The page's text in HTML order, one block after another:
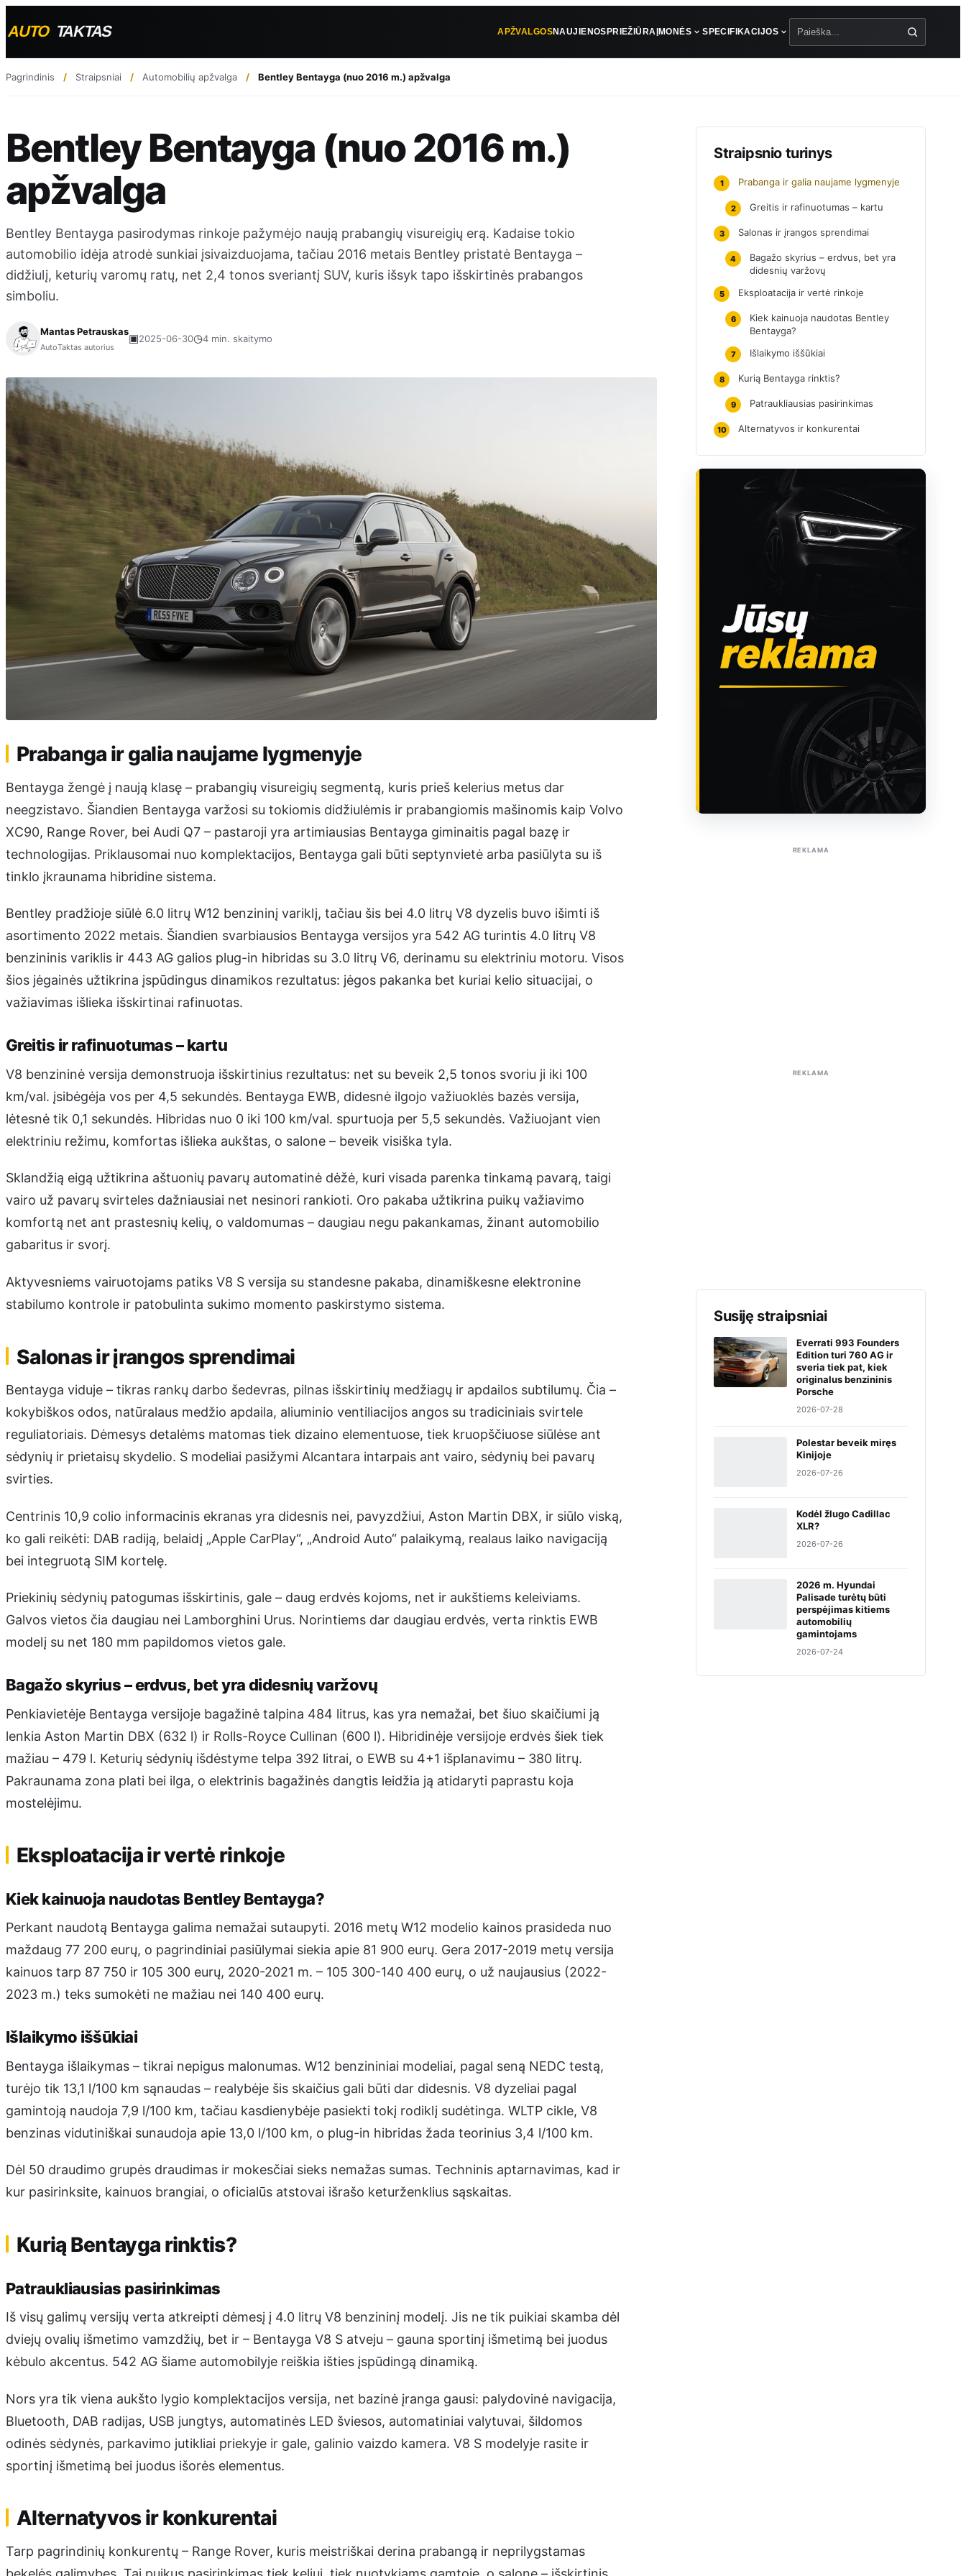
APŽVALGOSNAUJIENOSPRIEŽIŪRA ĮMONĖS SPECIFIKACIJOS
Pagrindinis Straipsniai Automobilių apžvalga Bentley Bentayga (nuo 2016 m.) apžvalga
Bentley Bentayga (nuo 2016 m.)
apžvalga
Bentley Bentayga pasirodymas rinkoje pažymėjo naują prabangių visureigių erą. Kadaise tokio
automobilio idėja atrodė sunkiai įsivaizduojama, tačiau 2016 metais Bentley pristatė Bentayga –
didžiulį, keturių varomų ratų, net 2,4 tonos sveriantį SUV, kuris išsyk tapo išskirtinės prabangos
simboliu.
Mantas Petrauskas
AutoTaktas autorius
▣2025-06-30◷4 min. skaitymo
Prabanga ir galia naujame lygmenyje
Bentayga žengė į naują klasę – prabangių visureigių segmentą, kuris prieš kelerius metus dar
neegzistavo. Šiandien Bentayga varžosi su tokiomis didžiulėmis ir prabangiomis mašinomis kaip Volvo
XC90, Range Rover, bei Audi Q7 – pastaroji yra artimiausias Bentayga giminaitis pagal bazę ir
technologijas. Priklausomai nuo komplektacijos, Bentayga gali būti septynvietė arba pasiūlyta su iš
tinklo įkraunama hibridine sistema.
Bentley pradžioje siūlė 6.0 litrų W12 benzininį variklį, tačiau šis bei 4.0 litrų V8 dyzelis buvo išimti iš
asortimento 2022 metais. Šiandien svarbiausios Bentayga versijos yra 542 AG turintis 4.0 litrų V8
benzininis variklis ir 443 AG galios plug-in hibridas su 3.0 litrų V6, derinamu su elektriniu motoru. Visos
šios jėgainės užtikrina įspūdingus dinamikos rezultatus: jėgos pakanka bet kuriai kelio situacijai, o
važiavimas išlieka išskirtinai rafinuotas.
Greitis ir rafinuotumas – kartu
V8 benzininė versija demonstruoja išskirtinius rezultatus: net su beveik 2,5 tonos svoriu ji iki 100
km/val. įsibėgėja vos per 4,5 sekundės. Bentayga EWB, didesnė ilgojo važiuoklės bazės versija,
lėtesnė tik 0,1 sekundės. Hibridas nuo 0 iki 100 km/val. spurtuoja per 5,5 sekundės. Važiuojant vien
elektriniu režimu, komfortas išlieka aukštas, o salone – beveik visiška tyla.
Sklandžią eigą užtikrina aštuonių pavarų automatinė dėžė, kuri visada parenka tinkamą pavarą, taigi
vairo už pavarų svirteles dažniausiai net nesinori rankioti. Oro pakaba užtikrina puikų važiavimo
komfortą net ant prastesnių kelių, o valdomumas – daugiau negu pakankamas, žinant automobilio
gabaritus ir svorį.
Aktyvesniems vairuotojams patiks V8 S versija su standesne pakaba, dinamiškesne elektronine
stabilumo kontrole ir patobulinta sukimo momento paskirstymo sistema.
Salonas ir įrangos sprendimai
Bentayga viduje – tikras rankų darbo šedevras, pilnas išskirtinių medžiagų ir apdailos subtilumų. Čia –
kokybiškos odos, natūralaus medžio apdaila, aliuminio ventiliacijos angos su tradiciniais svirtele
reguliatoriais. Dėmesys detalėms matomas tiek dizaino elementuose, tiek kruopščiuose siūlėse ant
sėdynių ir prietaisų skydelio. S modeliai pasižymi Alcantara intarpais ant vairo, sėdynių bei pavarų
svirties.
Centrinis 10,9 colio informacinis ekranas yra didesnis nei, pavyzdžiui, Aston Martin DBX, ir siūlo viską,
ko gali reikėti: DAB radiją, belaidį „Apple CarPlay“, „Android Auto“ palaikymą, realaus laiko navigaciją
bei integruotą SIM kortelę.
Priekinių sėdynių patogumas išskirtinis, gale – daug erdvės kojoms, net ir aukštiems keleiviams.
Galvos vietos čia daugiau nei Lamborghini Urus. Norintiems dar daugiau erdvės, verta rinktis EWB
modelį su net 180 mm papildomos vietos gale.
Bagažo skyrius – erdvus, bet yra didesnių varžovų
Penkiavietėje Bentayga versijoje bagažinė talpina 484 litrus, kas yra nemažai, bet šiuo skaičiumi ją
lenkia Aston Martin DBX (632 l) ir Rolls-Royce Cullinan (600 l). Hibridinėje versijoje erdvės šiek tiek
mažiau – 479 l. Keturių sėdynių išdėstyme telpa 392 litrai, o EWB su 4+1 išplanavimu – 380 litrų.
Pakraunama zona plati bei ilga, o elektrinis bagažinės dangtis leidžia ją atidaryti paprastu koja
mostelėjimu.
Eksploatacija ir vertė rinkoje
Kiek kainuoja naudotas Bentley Bentayga?
Perkant naudotą Bentayga galima nemažai sutaupyti. 2016 metų W12 modelio kainos prasideda nuo
maždaug 77 200 eurų, o pagrindiniai pasiūlymai siekia apie 81 900 eurų. Gera 2017-2019 metų versija
kainuos tarp 87 750 ir 105 300 eurų, 2020-2021 m. – 105 300-140 400 eurų, o už naujausius (2022-
2023 m.) teks sumokėti ne mažiau nei 140 400 eurų.
Išlaikymo iššūkiai
Bentayga išlaikymas – tikrai nepigus malonumas. W12 benzininiai modeliai, pagal seną NEDC testą,
turėjo tik 13,1 l/100 km sąnaudas – realybėje šis skaičius gali būti dar didesnis. V8 dyzeliai pagal
gamintoją naudoja 7,9 l/100 km, tačiau kasdienybėje pasiekti tokį rodiklį sudėtinga. WLTP cikle, V8
benzinas vidutiniškai sunaudoja apie 13,0 l/100 km, o plug-in hibridas žada teorinius 3,4 l/100 km.
Dėl 50 draudimo grupės draudimas ir mokesčiai sieks nemažas sumas. Techninis aptarnavimas, kad ir
kur pasirinksite, kainuos brangiai, o oficialūs atstovai išrašo keturženklius sąskaitas.
Kurią Bentayga rinktis?
Patraukliausias pasirinkimas
Iš visų galimų versijų verta atkreipti dėmesį į 4.0 litrų V8 benzininį modelį. Jis ne tik puikiai skamba dėl
dviejų ovalių išmetimo vamzdžių, bet ir – Bentayga V8 S atveju – gauna sportinį išmetimą bei juodus
kėbulo akcentus. 542 AG šiame automobilyje reiškia išties įspūdingą dinamiką.
Nors yra tik viena aukšto lygio komplektacijos versija, net bazinė įranga gausi: palydovinė navigacija,
Bluetooth, DAB radijas, USB jungtys, automatinės LED šviesos, automatiniai valytuvai, šildomos
odinės sėdynės, parkavimo jutikliai priekyje ir gale, galinio vaizdo kamera. V8 S modelyje rasite ir
sportinį išmetimą bei juodus išorės elementus.
Alternatyvos ir konkurentai
Tarp pagrindinių konkurentų – Range Rover, kuris meistriškai derina prabangą ir neprilygstamas
Straipsnio turinys
1 Prabanga ir galia naujame lygmenyje
2 Greitis ir rafinuotumas – kartu
3 Salonas ir įrangos sprendimai
4
Bagažo skyrius – erdvus, bet yra
didesnių varžovų
5 Eksploatacija ir vertė rinkoje
6
Kiek kainuoja naudotas Bentley
Bentayga?
7 Išlaikymo iššūkiai
8 Kurią Bentayga rinktis?
9 Patraukliausias pasirinkimas
10 Alternatyvos ir konkurentai
REKLAMA
REKLAMA
Susiję straipsniai
Everrati 993 Founders
Edition turi 760 AG ir
sveria tiek pat, kiek
originalus benzininis
Porsche
2026-07-28
Polestar beveik miręs
Kinijoje
2026-07-26
Kodėl žlugo Cadillac
XLR?
2026-07-26
2026 m. Hyundai
Palisade turėtų būti
perspėjimas kitiems
automobilių
gamintojams
2026-07-24